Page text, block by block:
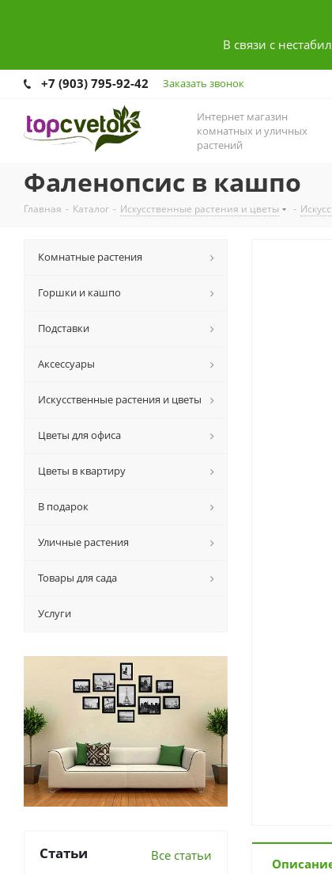
В связи с
+7 (903) 795-92-42 Заказать звонок
Интернет магазин
комнатных и уличных
растений
Фаленопсис в кашпо
Главная - Каталог - Искусственные растения и цветы -
Комнатные растения
Горшки и кашпо
Подставки
Аксессуары
Искусственные растения и цветы
Цветы для офиса
Цветы в квартиру
В подарок
Уличные растения
Товары для сада
Услуги
Статьи Все статьи